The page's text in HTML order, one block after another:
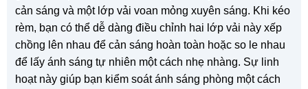
cản sáng và một lớp vải voan mỏng xuyên sáng. Khi kéo
rèm, bạn có thể dễ dàng điều chỉnh hai lớp vải này xếp
chồng lên nhau để cản sáng hoàn toàn hoặc so le nhau
để lấy ánh sáng tự nhiên một cách nhẹ nhàng. Sự linh
hoạt này giúp bạn kiểm soát ánh sáng phòng một cách